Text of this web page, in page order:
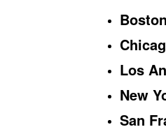
Boston
Los
New
San